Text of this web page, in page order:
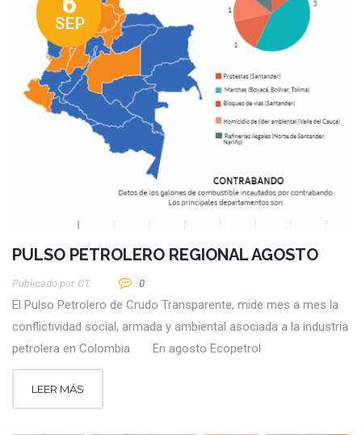
SEP
PULSO PETROLERO REGIONAL AGOSTO
Publicado por CT 0
El Pulso Petrolero de Crudo Transparente, mide mes a mes la
conflictividad social, armada y ambiental asociada a la industria
petrolera en Colombia En agosto Ecopetrol
LEER MÁS